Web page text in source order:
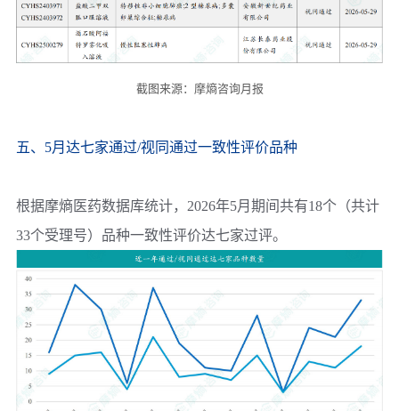
截图来源：摩熵咨询月报
五、5月达七家通过/视同通过一致性评价品种
根据摩熵医药数据库统计，2026年5月期间共有18个（共计
33个受理号）品种一致性评价达七家过评。